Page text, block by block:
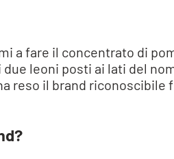
a fare il concentrato di
leoni posti ai lati del
reso il brand riconoscibile